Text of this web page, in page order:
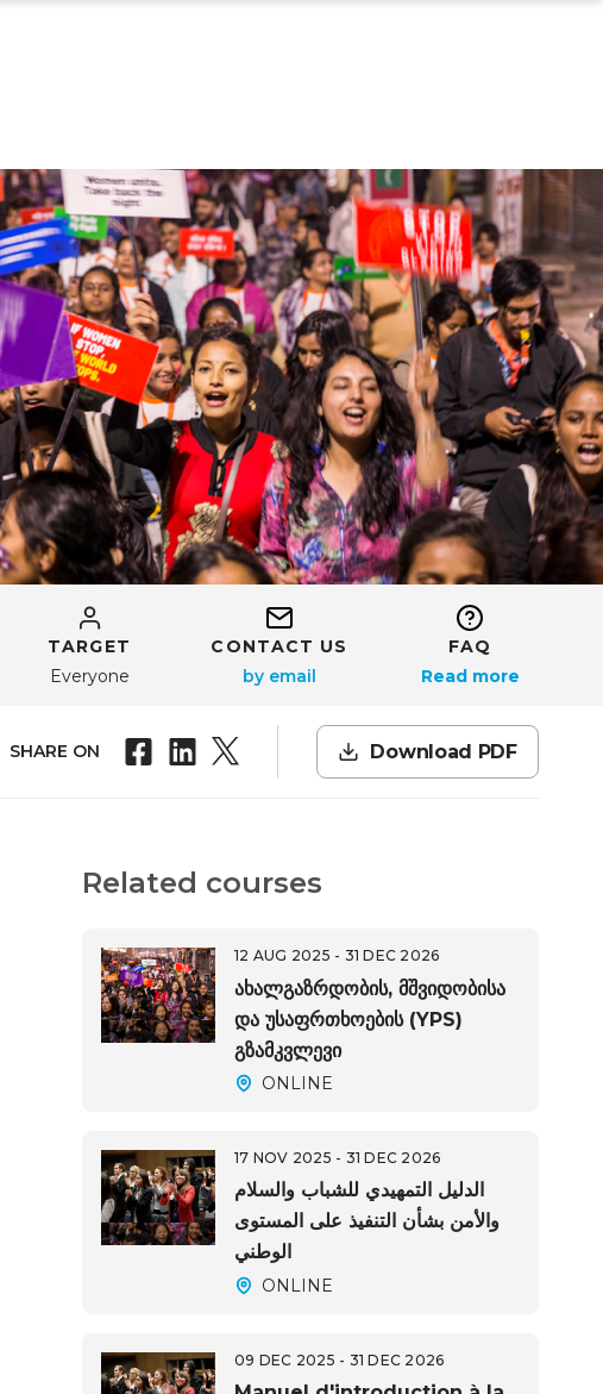
TARGET
Everyone
CONTACT US
FAQ
Read more
SHARE ON Download PDF
Related courses
12 AUG 2025 - 31 DEC 2026
ახალგაზრდობის, მშვიდობისა
და უსაფრთხოების (YPS)
გზამკვლევი
ONLINE
17 NOV 2025 - 31 DEC 2026
الدليل التمهيدي للشباب والسلام
والأمن بشأن التنفيذ على المستوى
الوطني
ONLINE
09 DEC 2025 - 31 DEC 2026